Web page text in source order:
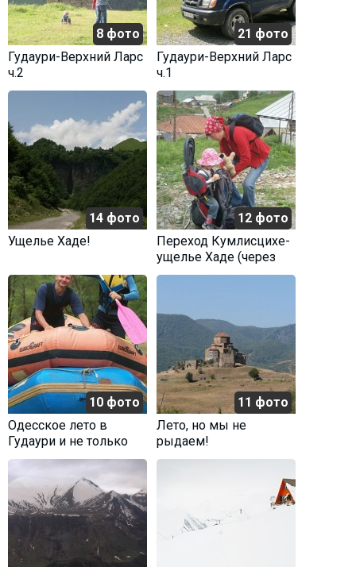
8 фото
Гудаури-Верхний Ларс
ч.2
21 фото
Гудаури-Верхний Ларс
ч.1
14 фото
Ущелье Хаде!
12 фото
Переход Кумлисцихе-
ущелье Хаде (через
всем знакомую
10 фото
Одесское лето в
Гудаури и не только
11 фото
Лето, но мы не
рыдаем!